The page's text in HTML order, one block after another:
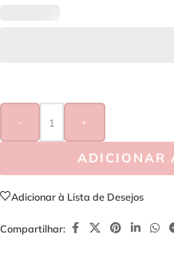
- +
ADICIONAR
Adicionar à Lista de Desejos
Compartilhar: